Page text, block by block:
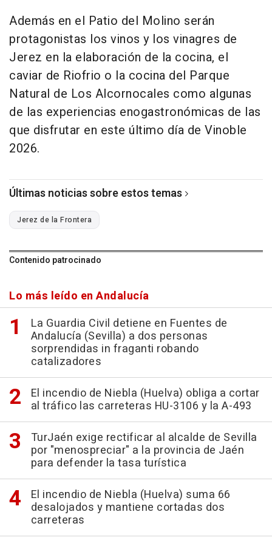
Además en el Patio del Molino serán
protagonistas los vinos y los vinagres de
Jerez en la elaboración de la cocina, el
caviar de Riofrio o la cocina del Parque
Natural de Los Alcornocales como algunas
de las experiencias enogastronómicas de las
que disfrutar en este último día de Vinoble
2026.
Últimas noticias sobre estos temas
Jerez de la Frontera
Contenido patrocinado
Lo más leído en Andalucía
La Guardia Civil detiene en Fuentes de
Andalucía (Sevilla) a dos personas
sorprendidas in fraganti robando
catalizadores
El incendio de Niebla (Huelva) obliga a cortar
al tráfico las carreteras HU-3106 y la A-493
TurJaén exige rectificar al alcalde de Sevilla
por "menospreciar" a la provincia de Jaén
para defender la tasa turística
El incendio de Niebla (Huelva) suma 66
desalojados y mantiene cortadas dos
carreteras